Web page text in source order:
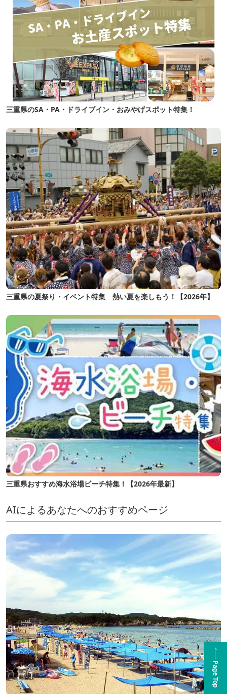
三重県のSA・PA・ドライブイン・おみやげスポット特集！
三重県の夏祭り・イベント特集 熱い夏を楽しもう！【2026年】
三重県おすすめ海水浴場ビーチ特集！【2026年最新】
AIによるあなたへのおすすめページ
Page Top